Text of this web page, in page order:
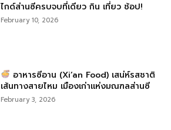
ไกด์ส่านซีครบจบที่เดียว กิน เที่ยว ช้อป!
February 10, 2026
อาหารซีอาน (Xi’an Food) เสน่ห์รสชาติ
เส้นทางสายไหม เมืองเก่าแห่งมณฑลส่านซี
February 3, 2026